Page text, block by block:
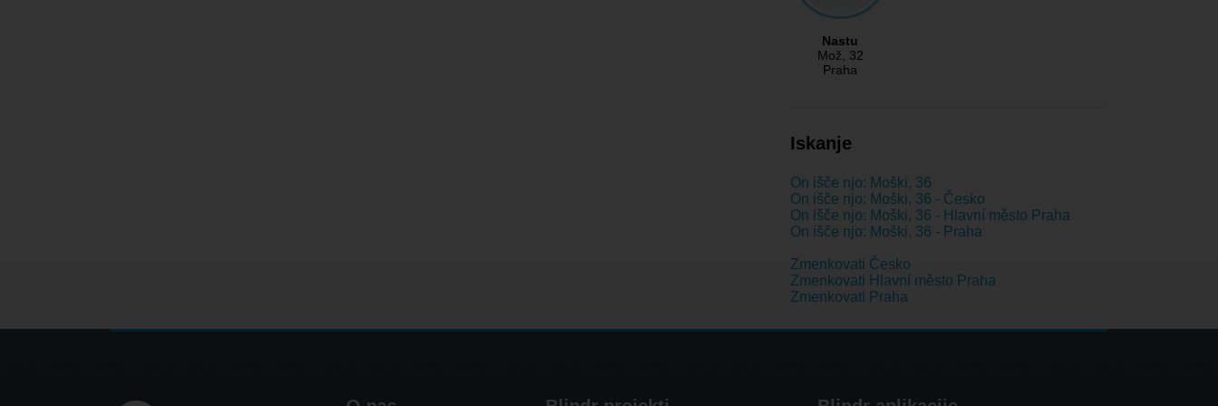
Nastu
Mož, 32
Praha
Iskanje
On išče njo: Moški, 36
On išče njo: Moški, 36 - Česko
On išče njo: Moški, 36 - Hlavní město Praha
On išče njo: Moški, 36 - Praha
Zmenkovati Česko
Zmenkovati Hlavní město Praha
Zmenkovati Praha